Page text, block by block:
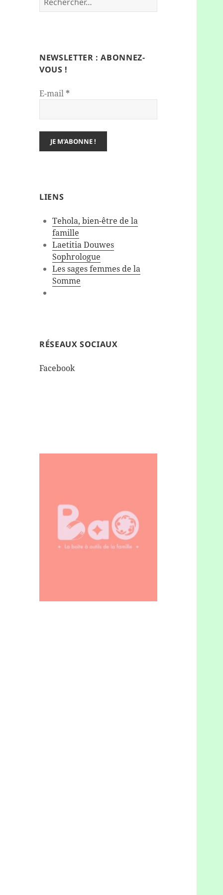
vie
par
NEWSLETTER : ABONNEZ-
VOUS !
E-mail*
LIENS
Tehola, bien-être de la
famille
Laetitia Douwes
Sophrologue
Les sages femmes de la
Somme
RÉSEAUX SOCIAUX
Facebook